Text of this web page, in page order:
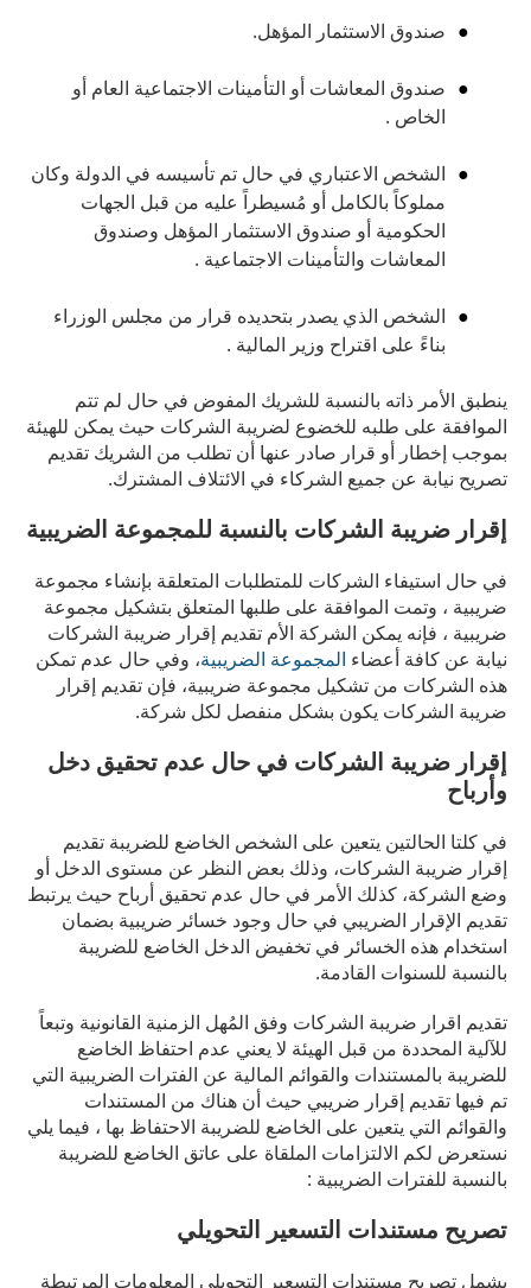
صندوق الاستثمار المؤهل.
صندوق المعاشات أو التأمينات الاجتماعية العام أو
الخاص .
الشخص الاعتباري في حال تم تأسيسه في الدولة وكان
مملوكاً بالكامل أو مُسيطراً عليه من قبل الجهات
الحكومية أو صندوق الاستثمار المؤهل وصندوق
المعاشات والتأمينات الاجتماعية .
الشخص الذي يصدر بتحديده قرار من مجلس الوزراء
بناءً على اقتراح وزير المالية .
ينطبق الأمر ذاته بالنسبة للشريك المفوض في حال لم تتم
الموافقة على طلبه للخضوع لضريبة الشركات حيث يمكن للهيئة
بموجب إخطار أو قرار صادر عنها أن تطلب من الشريك تقديم
تصريح نيابة عن جميع الشركاء في الائتلاف المشترك.
إقرار ضريبة الشركات بالنسبة للمجموعة الضريبية
في حال استيفاء الشركات للمتطلبات المتعلقة بإنشاء مجموعة
ضريبية ، وتمت الموافقة على طلبها المتعلق بتشكيل مجموعة
ضريبية ، فإنه يمكن الشركة الأم تقديم إقرار ضريبة الشركات
نيابة عن كافة أعضاء المجموعة الضريبية، وفي حال عدم تمكن
هذه الشركات من تشكيل مجموعة ضريبية، فإن تقديم إقرار
ضريبة الشركات يكون بشكل منفصل لكل شركة.
إقرار ضريبة الشركات في حال عدم تحقيق دخل
وأرباح
في كلتا الحالتين يتعين على الشخص الخاضع للضريبة تقديم
إقرار ضريبة الشركات، وذلك بعض النظر عن مستوى الدخل أو
وضع الشركة، كذلك الأمر في حال عدم تحقيق أرباح حيث يرتبط
تقديم الإقرار الضريبي في حال وجود خسائر ضريبية بضمان
استخدام هذه الخسائر في تخفيض الدخل الخاضع للضريبة
بالنسبة للسنوات القادمة.
تقديم اقرار ضريبة الشركات وفق المُهل الزمنية القانونية وتبعاً
للآلية المحددة من قبل الهيئة لا يعني عدم احتفاظ الخاضع
للضريبة بالمستندات والقوائم المالية عن الفترات الضريبية التي
تم فيها تقديم إقرار ضريبي حيث أن هناك من المستندات
والقوائم التي يتعين على الخاضع للضريبة الاحتفاظ بها ، فيما يلي
نستعرض لكم الالتزامات الملقاة على عاتق الخاضع للضريبة
بالنسبة للفترات الضريبية :
تصريح مستندات التسعير التحويلي
يشمل تصريح مستندات التسعير التحويلي المعلومات المرتبطة